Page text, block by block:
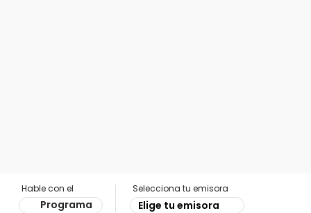
Hable con el
Programa
Selecciona tu emisora
Elige tu emisora